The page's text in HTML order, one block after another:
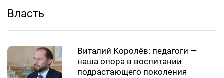
Власть
Виталий Королёв: педагоги —
наша опора в воспитании
подрастающего поколения